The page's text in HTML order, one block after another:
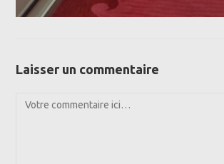
Laisser un commentaire
Comment